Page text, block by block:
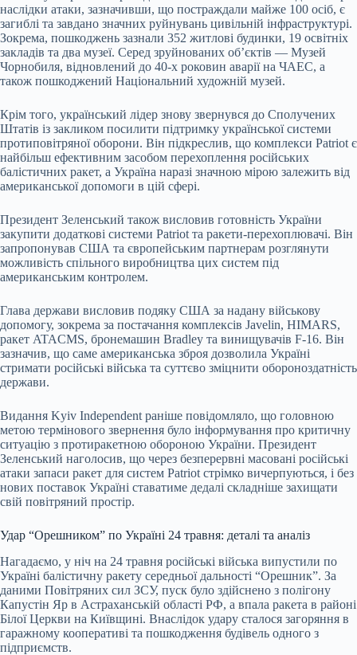
наслідки атаки, зазначивши, що постраждали майже 100 осіб, є
загиблі та завдано значних руйнувань цивільній інфраструктурі.
Зокрема, пошкоджень зазнали 352 житлові будинки, 19 освітніх
закладів та два музеї. Серед зруйнованих об’єктів — Музей
Чорнобиля, відновлений до 40-х роковин аварії на ЧАЕС, а
також пошкоджений Національний художній музей.
Крім того, український лідер знову звернувся до Сполучених
Штатів із закликом посилити підтримку української системи
протиповітряної оборони. Він підкреслив, що комплекси Patriot є
найбільш ефективним засобом перехоплення російських
балістичних ракет, а Україна наразі значною мірою залежить від
американської допомоги в цій сфері.
Президент Зеленський також висловив готовність України
закупити додаткові системи Patriot та ракети-перехоплювачі. Він
запропонував США та європейським партнерам розглянути
можливість спільного виробництва цих систем під
американським контролем.
Глава держави висловив подяку США за надану військову
допомогу, зокрема за постачання комплексів Javelin, HIMARS,
ракет ATACMS, бронемашин Bradley та винищувачів F-16. Він
зазначив, що саме американська зброя дозволила Україні
стримати російські війська та суттєво зміцнити обороноздатність
держави.
Видання Kyiv Independent раніше повідомляло, що головною
метою термінового звернення було інформування про критичну
ситуацію з протиракетною обороною України. Президент
Зеленський наголосив, що через безперервні масовані російські
атаки запаси ракет для систем Patriot стрімко вичерпуються, і без
нових поставок Україні ставатиме дедалі складніше захищати
свій повітряний простір.
Удар “Орешником” по Україні 24 травня: деталі та аналіз
Нагадаємо, у ніч на 24 травня російські війська випустили по
Україні балістичну ракету середньої дальності “Орешник”. За
даними Повітряних сил ЗСУ, пуск було здійснено з полігону
Капустін Яр в Астраханській області РФ, а впала ракета в районі
Білої Церкви на Київщині. Внаслідок удару сталося загоряння в
гаражному кооперативі та пошкодження будівель одного з
підприємств.